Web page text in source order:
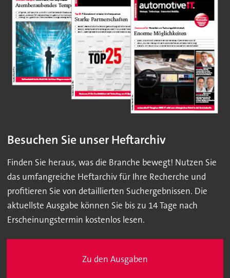
Besuchen Sie unser Heftarchiv
Finden Sie heraus, was die Branche bewegt! Nutzen Sie
das umfangreiche Heftarchiv für Ihre Recherche und
profitieren Sie von detaillierten Suchergebnissen. Die
aktuellste Ausgabe können Sie bis zu 14 Tage nach
Erscheinungstermin kostenlos lesen.
Zu den Ausgaben